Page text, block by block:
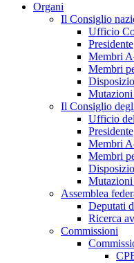
Organi
Il Consiglio
Ufficio
Presidente
Membri
Membri
Il Consiglio
Ufficio
Presidente
Membri
Membri
Assemblea
Deputati
Ricerca
Commissioni